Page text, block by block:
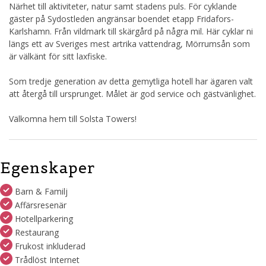
Närhet till aktiviteter, natur samt stadens puls. För cyklande
gäster på Sydostleden angränsar boendet etapp Fridafors-
Karlshamn. Från vildmark till skärgård på några mil. Här cyklar ni
längs ett av Sveriges mest artrika vattendrag, Mörrumsån som
är välkänt för sitt laxfiske.
Som tredje generation av detta gemytliga hotell har ägaren valt
att återgå till ursprunget. Målet är god service och gästvänlighet.
Välkomna hem till Solsta Towers!
Egenskaper
Barn & Familj
Affärsresenär
Hotellparkering
Restaurang
Frukost inkluderad
Trådlöst Internet